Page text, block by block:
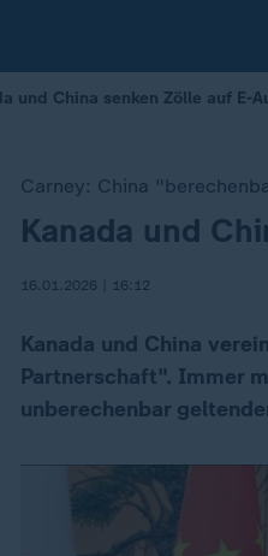
und China senken Zölle auf E-
Carney: China
:Kanada und
16.01.2026 | 16:12
Kanada und China
Partnerschaft". Immer
unberechenbar